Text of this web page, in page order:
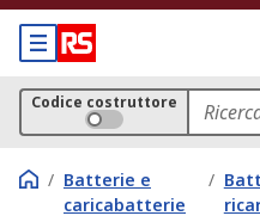
Codice costruttore
/ Batterie e
caricabatterie
/